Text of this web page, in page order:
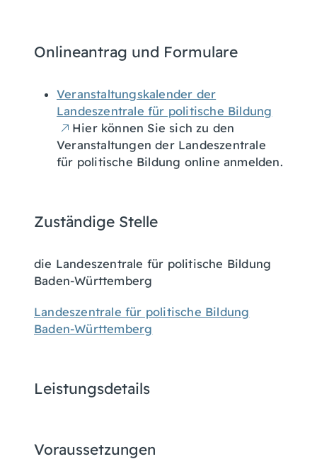
Onlineantrag und Formulare
Veranstaltungskalender der
Landeszentrale für politische Bildung
Hier können Sie sich zu den
Veranstaltungen der Landeszentrale
für politische Bildung online anmelden.
Zuständige Stelle
die Landeszentrale für politische Bildung
Baden-Württemberg
Landeszentrale für politische Bildung
Baden-Württemberg
Leistungsdetails
Voraussetzungen